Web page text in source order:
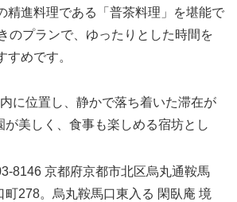
精進料理である「普茶料理」を堪能で
のプランで、ゆったりとした時間を
すめです。
に位置し、静かで落ち着いた滞在が
が美しく、食事も楽しめる宿坊とし
8146 京都府京都市北区烏丸通鞍馬
町278。烏丸鞍馬口東入る 閑臥庵 境